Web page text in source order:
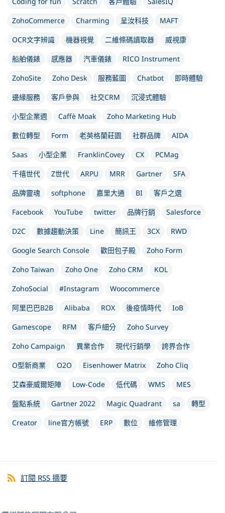
ZohoCommerce
Charming 呈汝科技
MAFT
OCR文字辨識
機器視覺 二維條碼讀取器
威視康
船舶儀錶
感應器 汽車儀錶
RICO Instrument
ZohoSite
Zoho Desk 服務藍圖 Chatbot
即時體驗
邊緣服務
客戶參與 社交CRM
沉浸式體驗
小型企業週
Caffè Moak
Zoho Marketing Hub
數位轉型
Form 老英格蘭莊園 社群品牌
AIDA
Saas
小型企業 FranklinCovey CX
PCMag
千禧世代
Z世代 ARPU MRR Gartner
SFA
品牌靈魂
softphone 嘉里大通 BI
客戶之選
Facebook
YouTube twitter 品牌行銷
Salesforce
D2C
數據趨動決策 Line 簡訊王 3CX
RWD
Google Search Console
歡田包子殿
Zoho Form
Zoho Taiwan
Zoho One Zoho CRM
KOL
ZohoSocial
#Instagram
Woocommerce
阿里巴巴B2B
Alibaba ROX 後疫情時代
IoB
Gamescope
RFM 客戶細分
Zoho Survey
Zoho Campaign
異業合作 現代行銷學
誇界合作
O型新商業
O2O Eisenhower Matrix
Zoho Cliq
艾森豪威爾矩陣
Low-Code 低代碼 WMS
MES
盤點系統
Gartner 2022 Magic Quadrant sa
轉型
Creator
line官方帳號 ERP 數位 維修管理
訂閱 RSS 摘要